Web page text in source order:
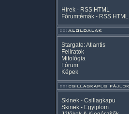
Hírek - RSS HTML
Fórumtémák - RSS HTML
Stargate: Atlantis
Feliratok
Mitológia
Fórum
Képek
Skinek - Csillagkapu
Skinek - Egyiptom